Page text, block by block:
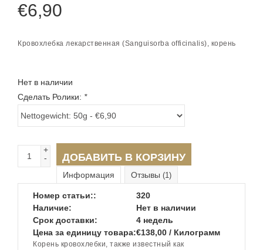
€6,90
Кровохлебка лекарственная (Sanguisorba officinalis), корень
Нет в наличии
Сделать Ролики: *
+
-
ДОБАВИТЬ В КОРЗИНУ
Информация Отзывы (1)
Номер статьи::
320
Наличие:
Нет в наличии
Срок доставки:
4 недель
Цена за единицу товара:€138,00 / Килограмм
Корень кровохлебки, также известный как